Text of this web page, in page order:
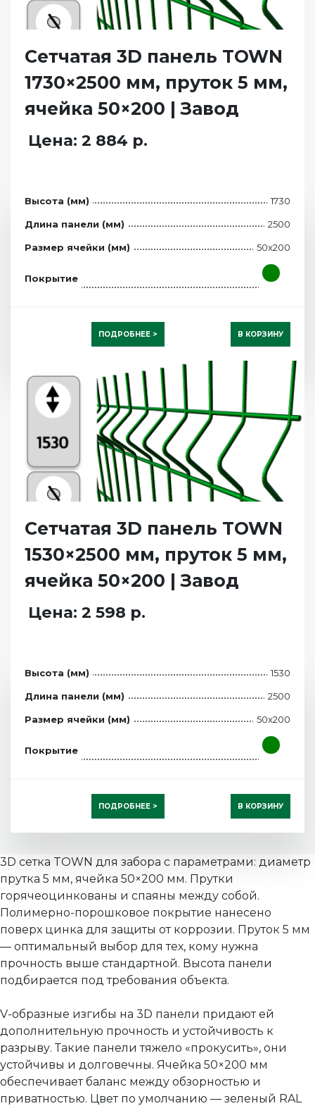
Сетчатая 3D панель TOWN
1730×2500 мм, пруток 5 мм,
ячейка 50×200 | Завод
Цена: 2 884 р.
Высота (мм) 1730
Длина панели (мм) 2500
Размер ячейки (мм) 50x200
Покрытие
ПОДРОБНЕЕ > В КОРЗИНУ
Сетчатая 3D панель TOWN
1530×2500 мм, пруток 5 мм,
ячейка 50×200 | Завод
Цена: 2 598 р.
Высота (мм) 1530
Длина панели (мм) 2500
Размер ячейки (мм) 50x200
Покрытие
ПОДРОБНЕЕ > В КОРЗИНУ
3D сетка TOWN для забора с параметрами: диаметр
прутка 5 мм, ячейка 50×200 мм. Прутки
горячеоцинкованы и спаяны между собой.
Полимерно-порошковое покрытие нанесено
поверх цинка для защиты от коррозии. Пруток 5 мм
— оптимальный выбор для тех, кому нужна
прочность выше стандартной. Высота панели
подбирается под требования объекта.
V-образные изгибы на 3D панели придают ей
дополнительную прочность и устойчивость к
разрыву. Такие панели тяжело «прокусить», они
устойчивы и долговечны. Ячейка 50×200 мм
обеспечивает баланс между обзорностью и
приватностью. Цвет по умолчанию — зеленый RAL